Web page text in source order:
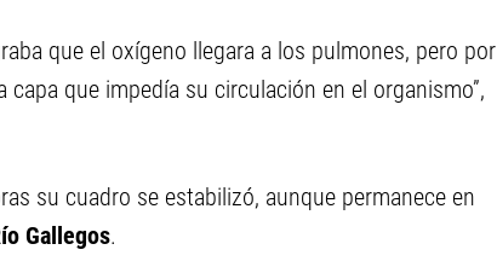
que el oxígeno llegara a los pulmones, pero por
capa que impedía su circulación en el organismo”,
su cuadro se estabilizó, aunque permanece en
Gallegos.